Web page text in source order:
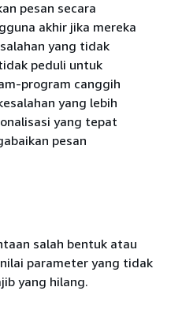
pesan secara
akhir jika mereka
yang tidak
peduli untuk
program canggih
yang lebih
yang tepat
pesan
salah bentuk atau
parameter yang tidak
yang hilang.